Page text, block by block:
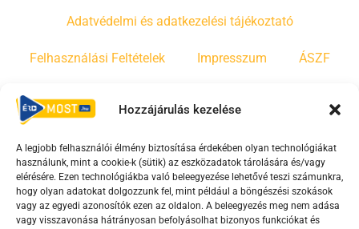
Hozzájárulás kezelése
A legjobb felhasználói élmény biztosítása érdekében olyan technológiákat
használunk, mint a cookie-k (sütik) az eszközadatok tárolására és/vagy
elérésére. Ezen technológiákba való beleegyezése lehetővé teszi számunkra,
hogy olyan adatokat dolgozzunk fel, mint például a böngészési szokások
vagy az egyedi azonosítók ezen az oldalon. A beleegyezés meg nem adása
vagy visszavonása hátrányosan befolyásolhat bizonyos funkciókat és
Adatvédelmi és adatkezelési tájékoztató
Felhasználási Feltételek Impresszum ÁSZF
Irányelvek
F
a
c
e
Y
o
u
t
T
i
k
t